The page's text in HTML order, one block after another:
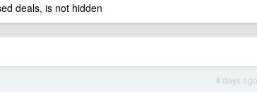
deals, is not hidden
4 days ago